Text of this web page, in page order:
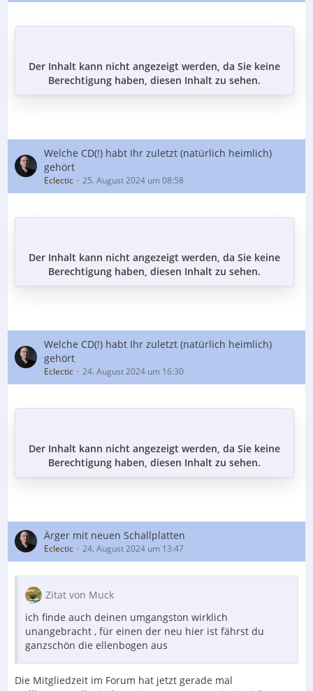
Der Inhalt kann nicht angezeigt werden, da Sie keine
Berechtigung haben, diesen Inhalt zu sehen.
Welche CD(!) habt Ihr zuletzt (natürlich heimlich)
gehört
Eclectic 25. August 2024 um 08:58
Der Inhalt kann nicht angezeigt werden, da Sie keine
Berechtigung haben, diesen Inhalt zu sehen.
Welche CD(!) habt Ihr zuletzt (natürlich heimlich)
gehört
Eclectic 24. August 2024 um 16:30
Der Inhalt kann nicht angezeigt werden, da Sie keine
Berechtigung haben, diesen Inhalt zu sehen.
Ärger mit neuen Schallplatten
Eclectic 24. August 2024 um 13:47
Zitat von Muck
ich finde auch deinen umgangston wirklich
unangebracht , für einen der neu hier ist fährst du
ganzschön die ellenbogen aus
Die Mitgliedzeit im Forum hat jetzt gerade mal